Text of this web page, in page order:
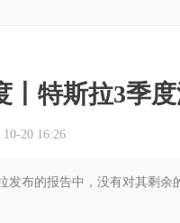
丨特斯拉3季
10-20 16:26
发布的报告中，没有对其剩余